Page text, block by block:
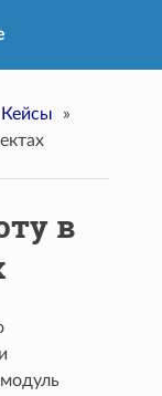
Кейсы
»
в